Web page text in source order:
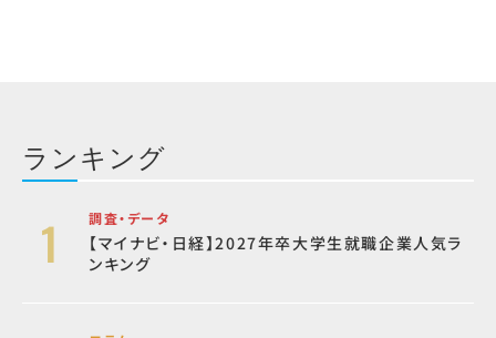
ランキング
調査・データ
【マイナビ・日経】2027年卒大学生就職企業人気ラ
ンキング